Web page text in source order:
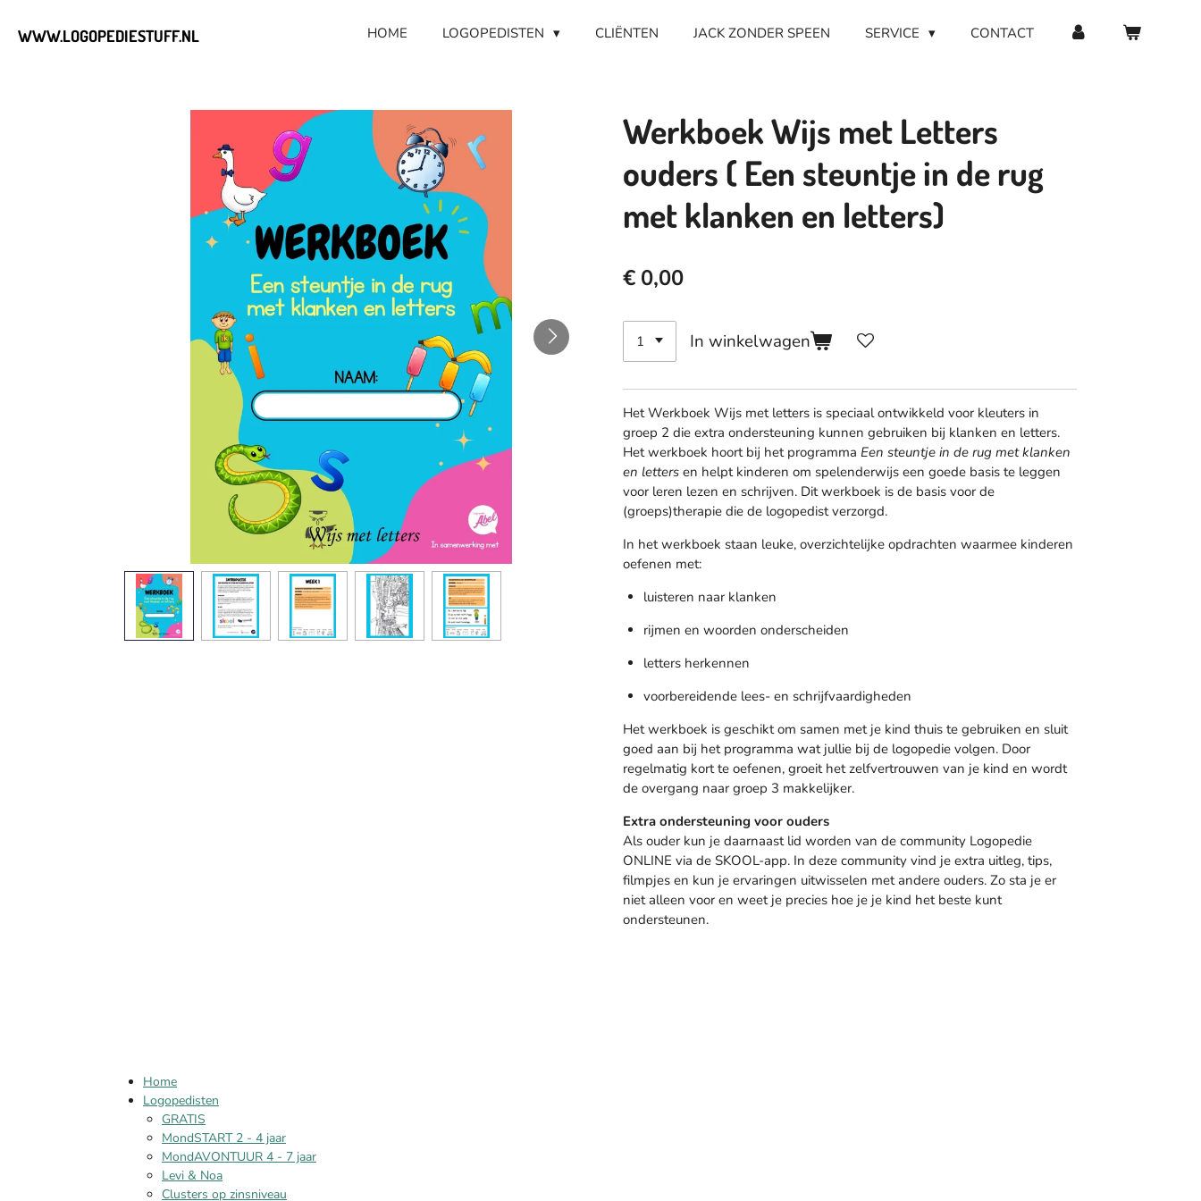
direct
WWW.LOGOPEDIESTUFF.NL HOME LOGOPEDISTEN CLIËNTEN JACK ZONDER SPEEN SERVICE CONTACT
Werkboek Wijs met Letters
ouders ( Een steuntje in de rug
met klanken en letters)
€ 0,00
In winkelwagen
Het Werkboek Wijs met letters is speciaal ontwikkeld voor kleuters in
groep 2 die extra ondersteuning kunnen gebruiken bij klanken en letters.
Het werkboek hoort bij het programma Een steuntje in de rug met klanken
en letters en helpt kinderen om spelenderwijs een goede basis te leggen
voor leren lezen en schrijven. Dit werkboek is de basis voor de
(groeps)therapie die de logopedist verzorgd.
In het werkboek staan leuke, overzichtelijke opdrachten waarmee kinderen
oefenen met:
luisteren naar klanken
rijmen en woorden onderscheiden
letters herkennen
voorbereidende lees- en schrijfvaardigheden
Het werkboek is geschikt om samen met je kind thuis te gebruiken en sluit
goed aan bij het programma wat jullie bij de logopedie volgen. Door
regelmatig kort te oefenen, groeit het zelfvertrouwen van je kind en wordt
de overgang naar groep 3 makkelijker.
Extra ondersteuning voor ouders
Als ouder kun je daarnaast lid worden van de community Logopedie
ONLINE via de SKOOL-app. In deze community vind je extra uitleg, tips,
filmpjes en kun je ervaringen uitwisselen met andere ouders. Zo sta je er
niet alleen voor en weet je precies hoe je je kind het beste kunt
ondersteunen.
Home
Logopedisten
GRATIS
MondSTART 2 - 4 jaar
MondAVONTUUR 4 - 7 jaar
Levi & Noa
Clusters op zinsniveau